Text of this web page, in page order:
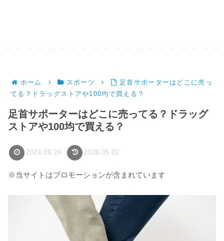
ホーム スポーツ
足首サポーターはどこに売っ
てる？ドラッグストアや100均で買える？
足首サポーターはどこに売ってる？ドラッグ
ストアや100均で買える？
2024.09.20 2026.05.02
※当サイトはプロモーションが含まれています